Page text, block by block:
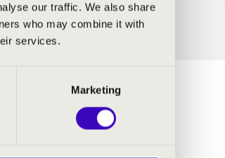
our traffic. We also share
who may combine it with
services.
Marketing